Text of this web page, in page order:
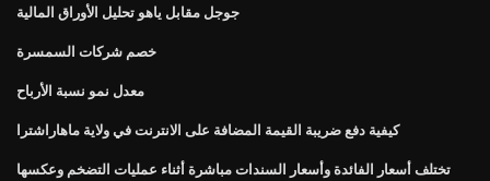
جوجل مقابل ياهو تحليل الأوراق المالية
خصم شركات السمسرة
معدل نمو نسبة الأرباح
كيفية دفع ضريبة القيمة المضافة على الانترنت في ولاية ماهاراشترا
تختلف أسعار الفائدة وأسعار السندات مباشرة أثناء عمليات التضخم وعكسها